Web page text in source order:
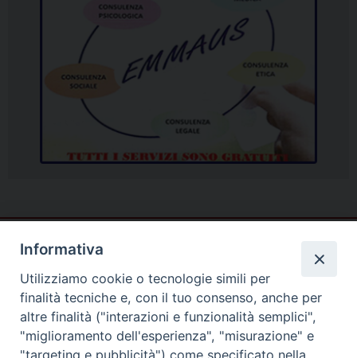
Informativa
Utilizziamo cookie o tecnologie simili per
finalità tecniche e, con il tuo consenso, anche per
altre finalità ("interazioni e funzionalità semplici",
"miglioramento dell'esperienza", "misurazione" e